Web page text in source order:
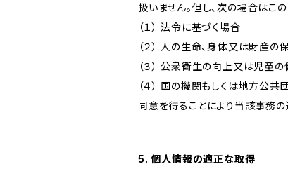
扱いません。但し、次の場合はこ
（１） 法令に基づく場合
（２） 人の生命、身体又は財産
（３） 公衆衛生の向上又は児童
（４） 国の機関もしくは地方公
同意を得ることにより当該事務
5. 個人情報の適正な取得